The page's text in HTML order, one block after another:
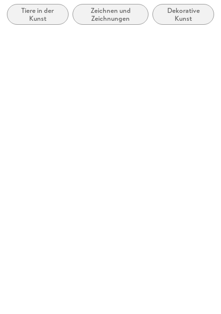
Gewicht
426 g
Tiere in der
Kunst
Zeichnen und
Zeichnungen
Dekorative
Kunst